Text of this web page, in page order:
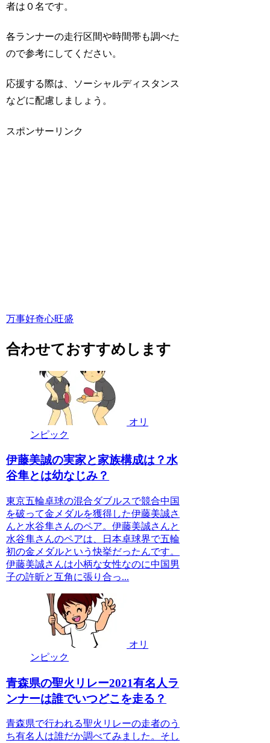
者は０名です。
各ランナーの走行区間や時間帯も調べた
ので参考にしてください。
応援する際は、ソーシャルディスタンス
などに配慮しましょう。
スポンサーリンク
万事好奇心旺盛
合わせておすすめします
オリ
ンピック
伊藤美誠の実家と家族構成は？水
谷隼とは幼なじみ？
東京五輪卓球の混合ダブルスで競合中国
を破って金メダルを獲得した伊藤美誠さ
んと水谷隼さんのペア。伊藤美誠さんと
水谷隼さんのペアは、日本卓球界で五輪
初の金メダルという快挙だったんです。
伊藤美誠さんは小柄な女性なのに中国男
子の許昕と互角に張り合っ...
オリ
ンピック
青森県の聖火リレー2021有名人ラ
ンナーは誰でいつどこを走る？
青森県で行われる聖火リレーの走者のう
ち有名人は誰だか調べてみました。そし